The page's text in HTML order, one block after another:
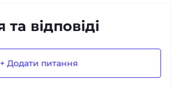
відповіді
+ Додати питання